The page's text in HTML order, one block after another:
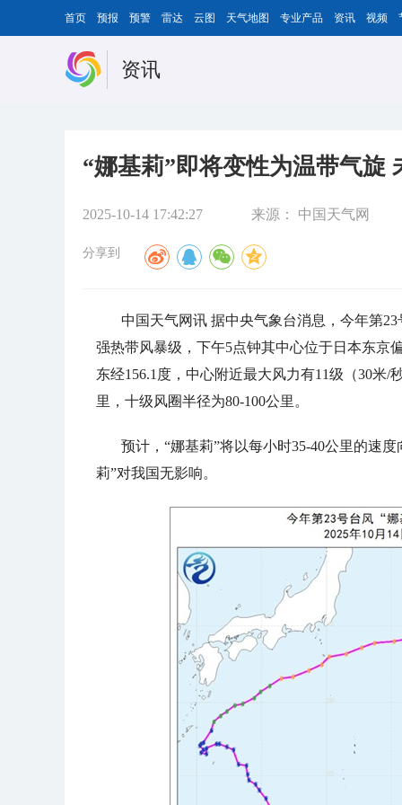
首页 预报 预警 雷达 云图 天气地图 专业产品 资讯 视频
资讯
“娜基莉”即将变性为温带气旋
2025-10-14 17:42:27 来源： 中国天气网
分享到
中国天气网讯 据中央气象台消息，今年第
强热带风暴级，下午5点钟其中心位于日本东京
东经156.1度，中心附近最大风力有11级（30米/
里，十级风圈半径为80-100公里。
预计，“娜基莉”将以每小时35-40公里的速
莉”对我国无影响。